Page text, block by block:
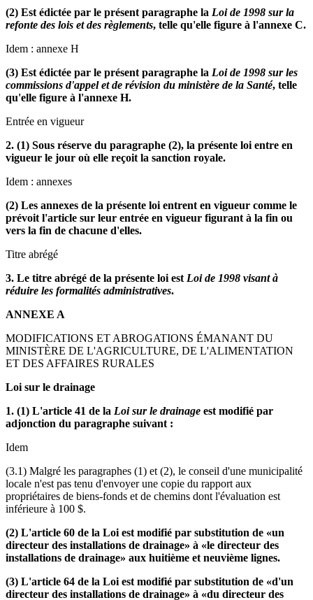
(2) Est édictée par le présent paragraphe la Loi de 1998 sur la
refonte des lois et des règlements, telle qu'elle figure à l'annexe C.
Idem : annexe H
(3) Est édictée par le présent paragraphe la Loi de 1998 sur les
commissions d'appel et de révision du ministère de la Santé, telle
qu'elle figure à l'annexe H.
Entrée en vigueur
2. (1) Sous réserve du paragraphe (2), la présente loi entre en
vigueur le jour où elle reçoit la sanction royale.
Idem : annexes
(2) Les annexes de la présente loi entrent en vigueur comme le
prévoit l'article sur leur entrée en vigueur figurant à la fin ou
vers la fin de chacune d'elles.
Titre abrégé
3. Le titre abrégé de la présente loi est Loi de 1998 visant à
réduire les formalités administratives.
ANNEXE A
MODIFICATIONS ET ABROGATIONS ÉMANANT DU
MINISTÈRE DE L'AGRICULTURE, DE L'ALIMENTATION
ET DES AFFAIRES RURALES
Loi sur le drainage
1. (1) L'article 41 de la Loi sur le drainage est modifié par
adjonction du paragraphe suivant :
Idem
(3.1) Malgré les paragraphes (1) et (2), le conseil d'une municipalité
locale n'est pas tenu d'envoyer une copie du rapport aux
propriétaires de biens-fonds et de chemins dont l'évaluation est
inférieure à 100 $.
(2) L'article 60 de la Loi est modifié par substitution de «un
directeur des installations de drainage» à «le directeur des
installations de drainage» aux huitième et neuvième lignes.
(3) L'article 64 de la Loi est modifié par substitution de «d'un
directeur des installations de drainage» à «du directeur des